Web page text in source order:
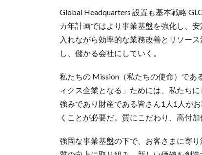
Global Headquarters 設置も基本戦略
カ年計画ではより事業基盤を強化し、
入れながら効率的な業務改善とリソー
し、儲かる会社にしていく。
私たちの Mission（私たちの使命）であ
ィクス企業となる」ためには、私たち
強みであり財産である皆さん1人1人が
くことが必要だ。質にこだわり、高付
強固な事業基盤の下で、お客さまに寄